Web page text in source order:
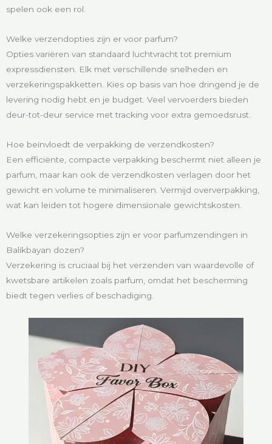
spelen ook een rol.
Welke verzendopties zijn er voor parfum?
Opties variëren van standaard luchtvracht tot premium
expressdiensten. Elk met verschillende snelheden en
verzekeringspakketten. Kies op basis van hoe dringend je de
levering nodig hebt en je budget. Veel vervoerders bieden
deur-tot-deur service met tracking voor extra gemoedsrust.
Hoe beïnvloedt de verpakking de verzendkosten?
Een efficiënte, compacte verpakking beschermt niet alleen je
parfum, maar kan ook de verzendkosten verlagen door het
gewicht en volume te minimaliseren. Vermijd oververpakking,
wat kan leiden tot hogere dimensionale gewichtskosten.
Welke verzekeringsopties zijn er voor parfumzendingen in
Balikbayan dozen?
Verzekering is cruciaal bij het verzenden van waardevolle of
kwetsbare artikelen zoals parfum, omdat het bescherming
biedt tegen verlies of beschadiging.